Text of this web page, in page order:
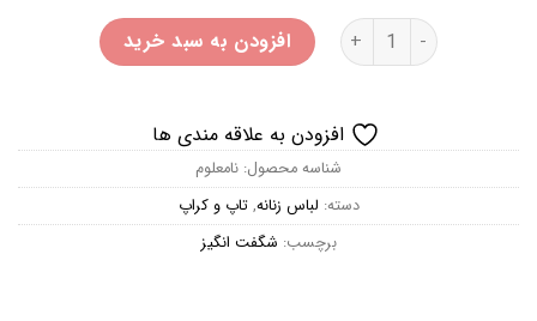
تاپ بندی اسمارا عدد افزودن به سبد خرید
افزودن به علاقه مندی ها
شناسه محصول: نامعلوم
دسته: لباس زنانه,تاپ و کراپ
برچسب: شگفت انگیز